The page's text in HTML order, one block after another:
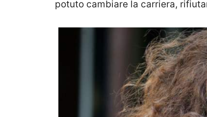
potuto cambiare la carriera,